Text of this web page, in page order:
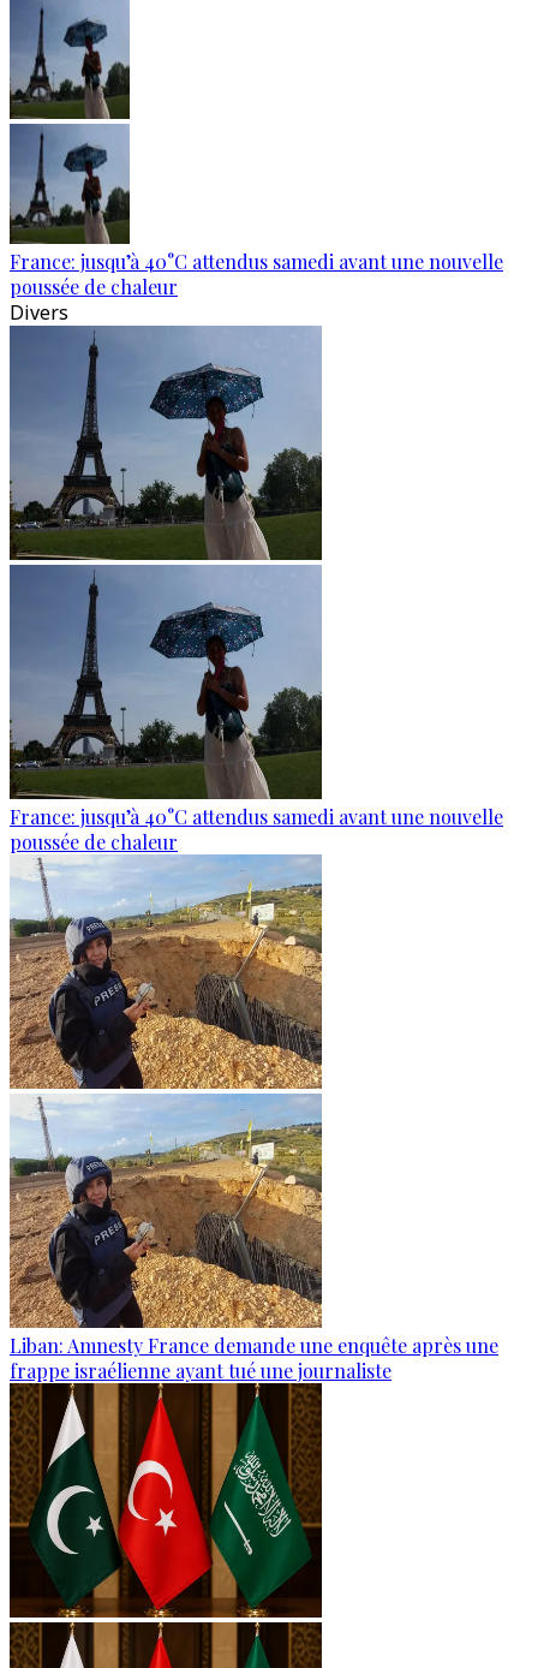
France: jusqu’à 40°C attendus samedi avant une nouvelle
poussée de chaleur
Divers
France: jusqu’à 40°C attendus samedi avant une nouvelle
poussée de chaleur
Liban: Amnesty France demande une enquête après une
frappe israélienne ayant tué une journaliste